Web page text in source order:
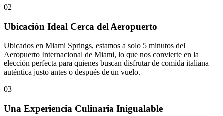
02
Ubicación Ideal Cerca del Aeropuerto
Ubicados en Miami Springs, estamos a solo 5 minutos del
Aeropuerto Internacional de Miami, lo que nos convierte en la
elección perfecta para quienes buscan disfrutar de comida italiana
auténtica justo antes o después de un vuelo.
03
Una Experiencia Culinaria Inigualable